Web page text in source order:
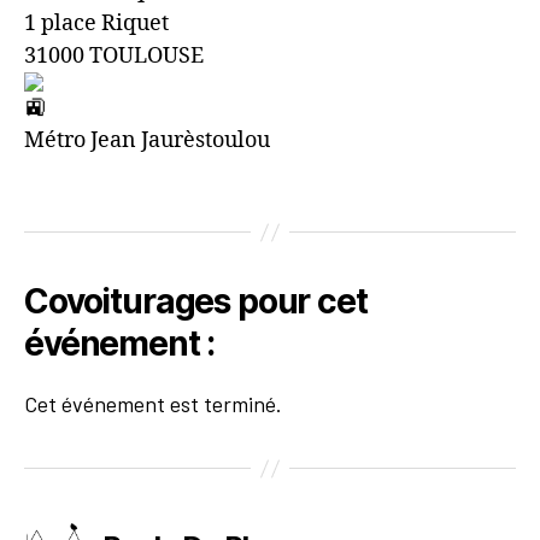
1 place Riquet
31000 TOULOUSE
Métro Jean Jaurèstoulou
Covoiturages pour cet
événement :
Cet événement est terminé.